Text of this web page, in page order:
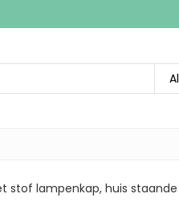
lampenkap, huis